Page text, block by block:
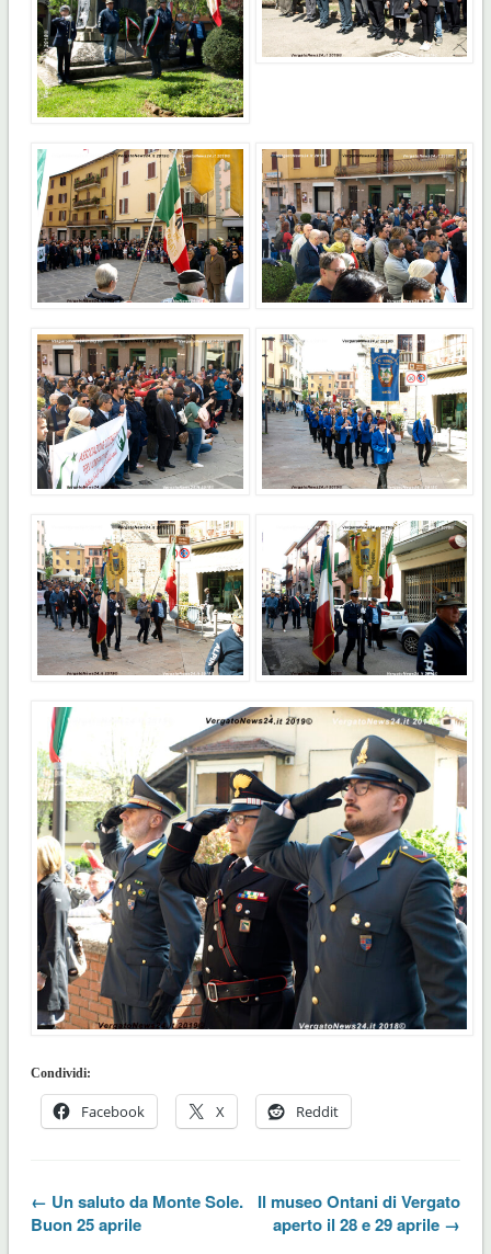
Condividi:
Facebook X Reddit
← Un saluto da Monte Sole.
Buon 25 aprile
Il museo Ontani di Vergato
aperto il 28 e 29 aprile →